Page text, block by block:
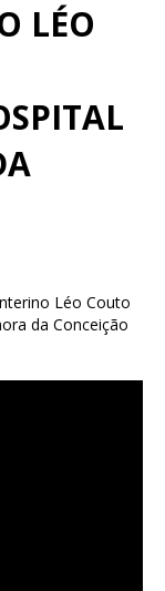
LÉO
Léo Couto
da Conceição